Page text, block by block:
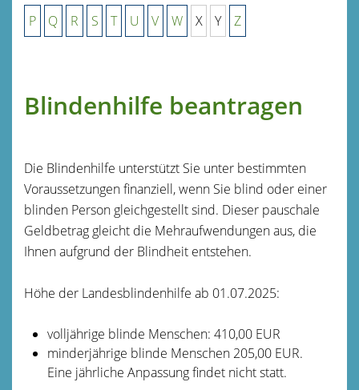
P Q R S T U V W X Y Z
Blindenhilfe beantragen
Die Blindenhilfe unterstützt Sie unter bestimmten
Voraussetzungen finanziell, wenn Sie blind oder einer
blinden Person gleichgestellt sind. Dieser pauschale
Geldbetrag gleicht die Mehraufwendungen aus, die
Ihnen aufgrund der Blindheit entstehen.
Höhe der Landesblindenhilfe ab 01.07.2025:
volljährige blinde Menschen: 410,00 EUR
minderjährige blinde Menschen 205,00 EUR.
Eine jährliche Anpassung findet nicht statt.